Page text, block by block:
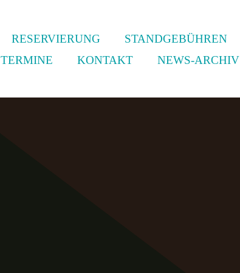
RESERVIERUNG
STANDGEBÜHREN
TERMINE
KONTAKT NEWS-ARCHIV